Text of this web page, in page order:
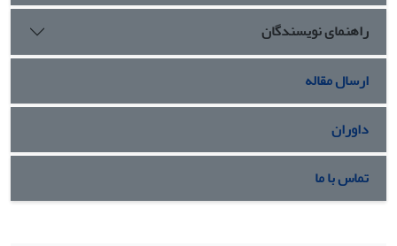
راهنمای نویسندگان
ارسال مقاله
داوران
تماس با ما